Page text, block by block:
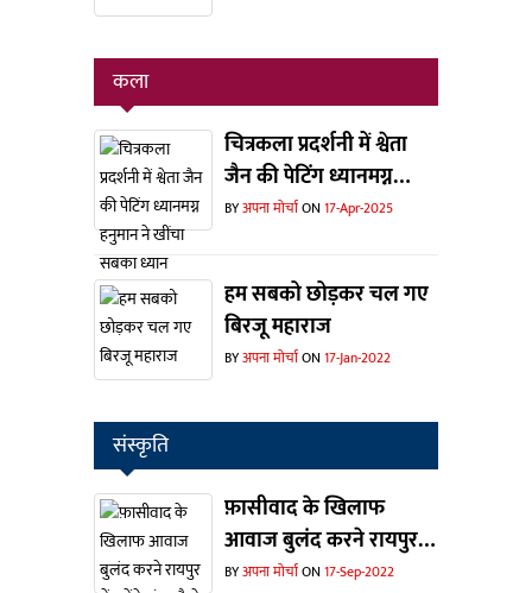
कला
चित्रकला प्रदर्शनी में श्वेता
जैन की पेटिंग ध्यानमग्न
हनुमान ने खींचा सबका
BYअपना मोर्चाON17-Apr-2025
हम सबको छोड़कर चल गए
बिरजू महाराज
BYअपना मोर्चाON17-Jan-2022
संस्कृति
फ़ासीवाद के खिलाफ
आवाज बुलंद करने रायपुर में
जुटेंगे पांच सौ से ज्यादा
BYअपना मोर्चाON17-Sep-2022